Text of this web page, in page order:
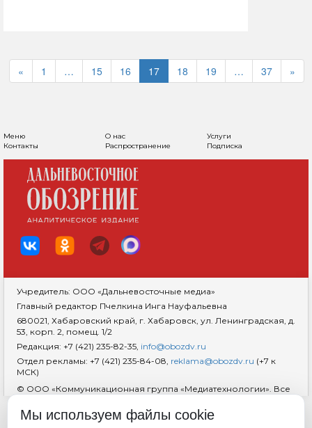
« 1 … 15 16 17 18 19 … 37 »
Меню О нас
Услуги
Контакты
Распространение Подписка
Учредитель: ООО «Дальневосточные медиа»
Главный редактор Пчелкина Инга Науфальевна
680021, Хабаровский край, г. Хабаровск, ул. Ленинградская, д.
53, корп. 2, помещ. 1/2
Редакция: +7 (421) 235-82-35, info@obozdv.ru
Отдел рекламы: +7 (421) 235-84-08, reklama@obozdv.ru (+7 к
МСК)
© ООО «Коммуникационная группа «Медиатехнологии». Все
гиперссылка на сайтdvobozrenie.ru обязательна.
Мы используем файлы cookie